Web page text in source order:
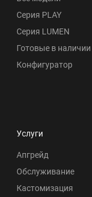
Серия PLAY
Серия LUMEN
Готовые в наличии
Конфигуратор
Услуги
Апгрейд
Обслуживание
Кастомизация